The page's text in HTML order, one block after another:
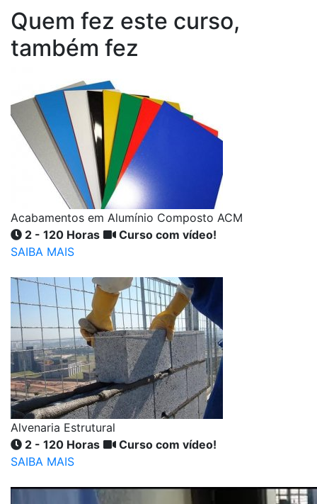
Quem fez este curso,
também fez
Acabamentos em Alumínio Composto ACM
2 - 120 Horas
Curso com vídeo!
SAIBA MAIS
Alvenaria Estrutural
2 - 120 Horas
Curso com vídeo!
SAIBA MAIS